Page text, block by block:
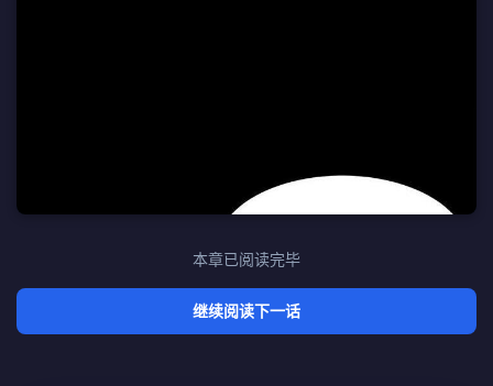
本章已阅读完毕
继续阅读下一话